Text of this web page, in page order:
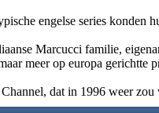
engelse series
Marcucci familie,
meer op europa gerichtte
dat in 1996 weer